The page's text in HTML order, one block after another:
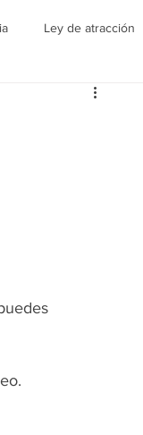
Ley de atracción
Creencias